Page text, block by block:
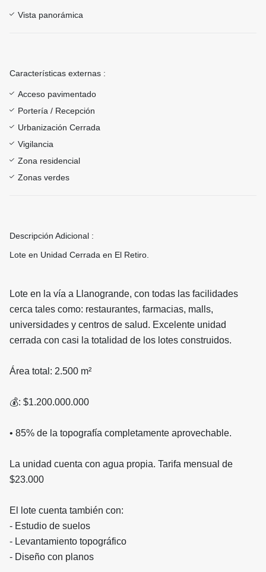
Vista panorámica
Características externas :
Acceso pavimentado
Portería / Recepción
Urbanización Cerrada
Vigilancia
Zona residencial
Zonas verdes
Descripción Adicional :
Lote en Unidad Cerrada en El Retiro.
Lote en la vía a Llanogrande, con todas las facilidades
cerca tales como: restaurantes, farmacias, malls,
universidades y centros de salud. Excelente unidad
cerrada con casi la totalidad de los lotes construidos.
Área total: 2.500 m²
💰: $1.200.000.000
• 85% de la topografía completamente aprovechable.
La unidad cuenta con agua propia. Tarifa mensual de
$23.000
El lote cuenta también con:
- Estudio de suelos
- Levantamiento topográfico
- Diseño con planos